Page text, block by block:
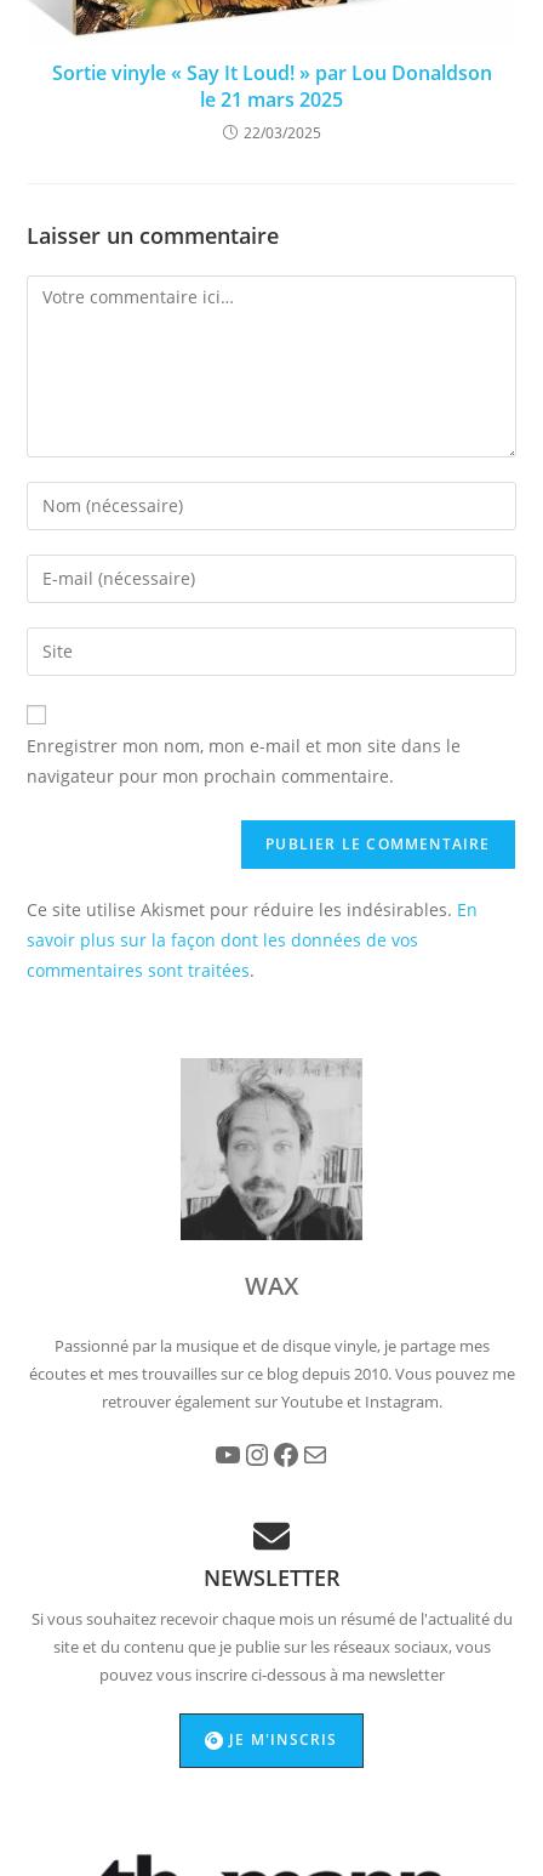
Sortie vinyle « Say It Loud! » par Lou Donaldson
le 21 mars 2025
22/03/2025
Laisser un commentaire
Comment
Enter
your
name
comment
Enter
your
email
address
comment
Saisir
l’URL
de
votre
(facultatif)
Enregistrer mon nom, mon e-mail et mon site dans le
navigateur pour mon prochain commentaire.
Ce site utilise Akismet pour réduire les indésirables. En
savoir plus sur la façon dont les données de vos
commentaires sont traitées.
WAX
Passionné par la musique et de disque vinyle, je partage mes
écoutes et mes trouvailles sur ce blog depuis 2010. Vous pouvez me
retrouver également sur Youtube et Instagram.
YouTube Instagram Facebook
NEWSLETTER
Si vous souhaitez recevoir chaque mois un résumé de l'actualité du
site et du contenu que je publie sur les réseaux sociaux, vous
pouvez vous inscrire ci-dessous à ma newsletter
JE M'INSCRIS